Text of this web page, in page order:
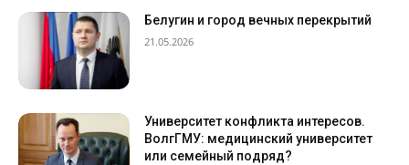
Белугин и город вечных перекрытий
21.05.2026
Университет конфликта интересов.
ВолгГМУ: медицинский университет
или семейный подряд?